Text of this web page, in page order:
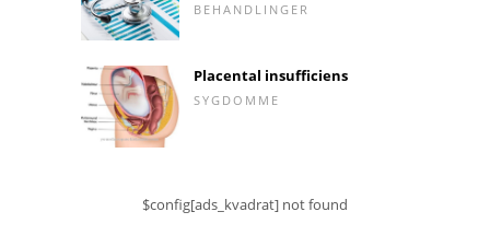
BEHANDLINGER
Placental insufficiens
SYGDOMME
$config[ads_kvadrat] not found